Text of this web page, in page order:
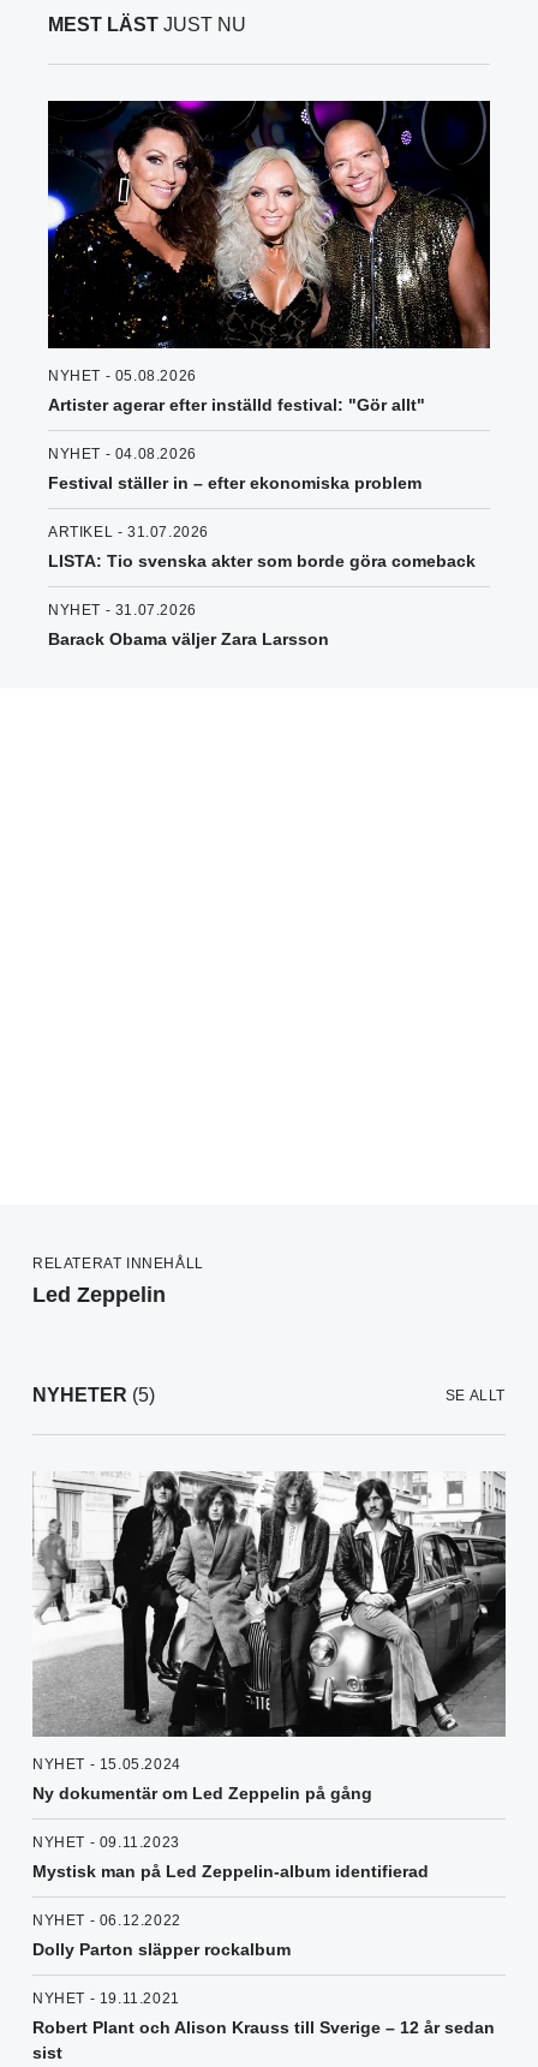
MEST LÄST JUST NU
NYHET - 05.08.2026
Artister agerar efter inställd festival: "Gör allt"
NYHET - 04.08.2026
Festival ställer in – efter ekonomiska problem
ARTIKEL - 31.07.2026
LISTA: Tio svenska akter som borde göra comeback
NYHET - 31.07.2026
Barack Obama väljer Zara Larsson
RELATERAT INNEHÅLL
Led Zeppelin
NYHETER (5) SE ALLT
NYHET - 15.05.2024
Ny dokumentär om Led Zeppelin på gång
NYHET - 09.11.2023
Mystisk man på Led Zeppelin-album identifierad
NYHET - 06.12.2022
Dolly Parton släpper rockalbum
NYHET - 19.11.2021
Robert Plant och Alison Krauss till Sverige – 12 år sedan
sist